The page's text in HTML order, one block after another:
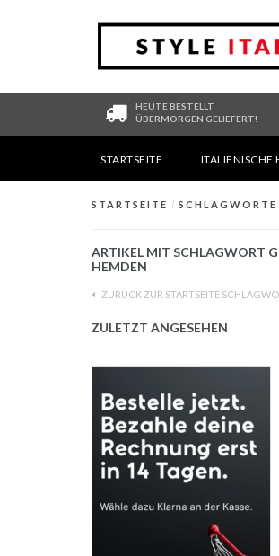
HEUTE BESTELLT
ÜBERMORGEN GELIEFERT!
STARTSEITE ITALIENISCHE
STARTSEITE / SCHLAGWORTE
ARTIKEL MIT SCHLAGWORT
EMDEN
ZURÜCK ZUR STARTSEITE
ZULETZT ANGESEHEN